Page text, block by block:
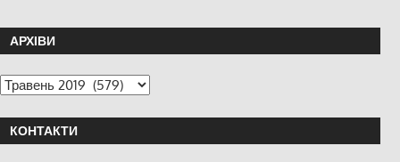
АРХІВИ
КОНТАКТИ